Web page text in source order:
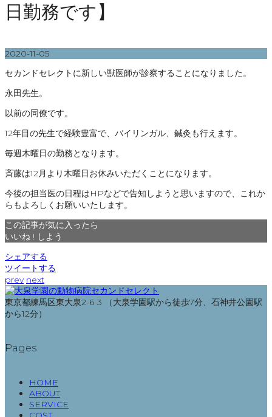
日勤務です】
2020-11-05
セカンドセレクトに新しい獣医師が診察することになりました。
永田先生。
以前の同僚です。
12年目の先生で経験豊富で、バイリンガル、鍼灸も行えます。
毎週木曜日の勤務となります。
斉藤は12月より木曜日お休みいただくことになります。
今後の担当医の日程はHPなどで告知しようと思いますので、これか
らもよろしくお願いいたします。
この記事が気に入ったら
いいね ! しよう
シェアする
ツイートする
prev next
東京都練馬区東大泉2-6-3 （大泉学園駅から徒歩7分、石神井公園駅
から12分）
Pages
HOME
ABOUT
SERVICE